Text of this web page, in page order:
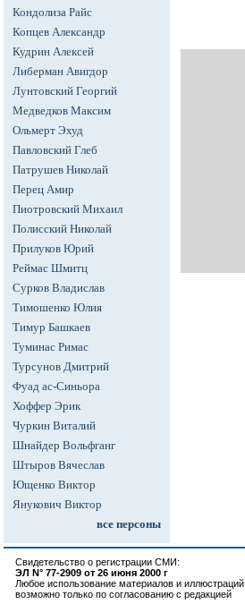
Кондолиза Райс
Копцев Александр
Кудрин Алексей
Либерман Авигдор
Лунтовский Георгий
Медведков Максим
Ольмерт Эхуд
Павловский Глеб
Патрушев Николай
Перец Амир
Пиотровский Михаил
Полисский Николай
Прилуков Юрий
Реймас Шмитц
Сурков Владислав
Тимошенко Юлия
Тимур Башкаев
Туминас Римас
Турсунов Дмитрий
Фуад ас-Синьора
Хоффер Эрик
Чуркин Виталий
Шнайдер Вольфганг
Штыров Вячеслав
Ющенко Виктор
Янукович Виктор
все персоны
Свидетельство о регистрации СМИ:
ЭЛ N° 77-2909 от 26 июня 2000 г
Любое использование материалов и иллюстраций
возможно только по согласованию с редакцией